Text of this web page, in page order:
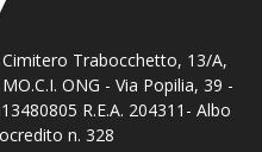
Trabocchetto, 13/A,
ONG - Via Popilia, 39 -
R.E.A. 204311- Albo
n. 328